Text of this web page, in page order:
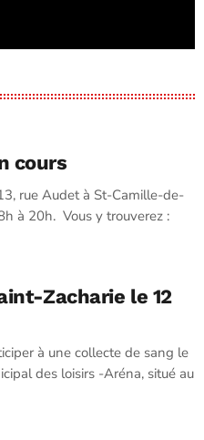
cours
rue Audet à St-Camille-de-
à 20h. Vous y trouverez :
Zacharie le 12
à une collecte de sang le
des loisirs -Aréna, situé au